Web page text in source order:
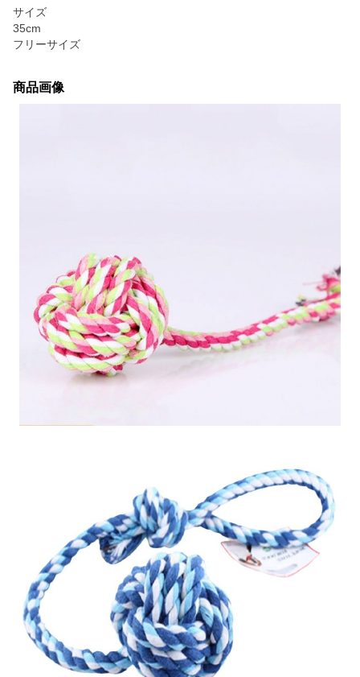
サイズ
35cm
フリーサイズ
商品画像